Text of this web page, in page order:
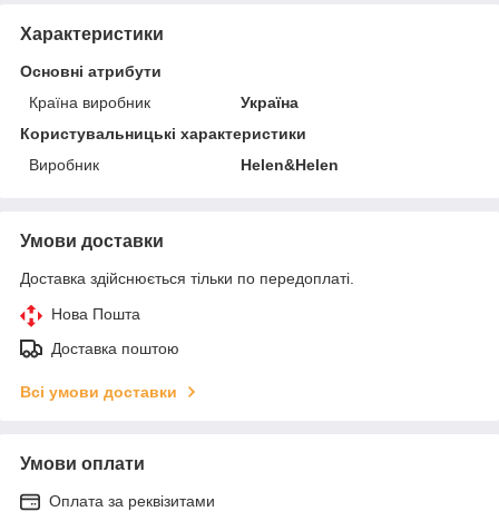
Характеристики
Основні атрибути
Країна виробник
Україна
Користувальницькі характеристики
Виробник
Helen&Helen
Умови доставки
Доставка здійснюється тільки по передоплаті.
Нова Пошта
Доставка поштою
Всі умови доставки
Умови оплати
Оплата за реквізитами